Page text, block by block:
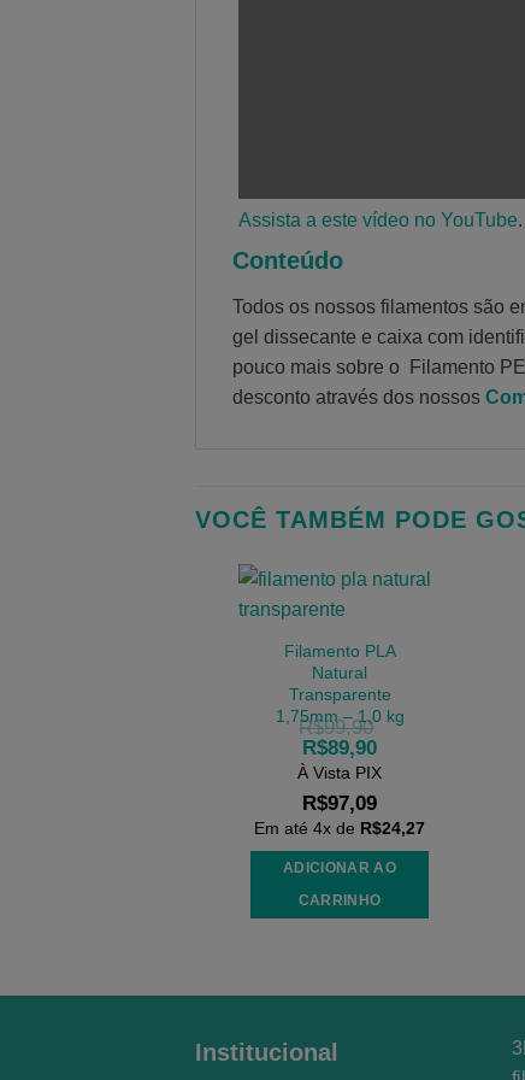
Assista a este vídeo no YouTube.
Conteúdo
Todos os nossos filamentos são
gel dissecante e caixa com
pouco mais sobre o Filamento
desconto através dos nossos
VOCÊ TAMBÉM PODE
Filamento PLA
Natural
Transparente
1,75mm – 1,0 kg
R$99,90
R$89,90
À Vista PIX
R$97,09
Em até 4x de R$24,27
ADICIONAR AO
CARRINHO
Institucional